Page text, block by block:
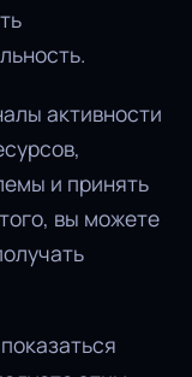
активности
и принять
вы можете